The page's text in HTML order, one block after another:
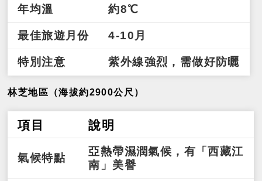
年均溫 約8℃
最佳旅遊月份 4-10月
特別注意 紫外線強烈，需做好防曬
林芝地區（海拔約2900公尺）
項目 說明
氣候特點
亞熱帶濕潤氣候，有「西藏江
南」美譽